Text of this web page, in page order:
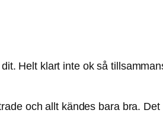
Helt klart inte ok så
och allt kändes bara bra. Det